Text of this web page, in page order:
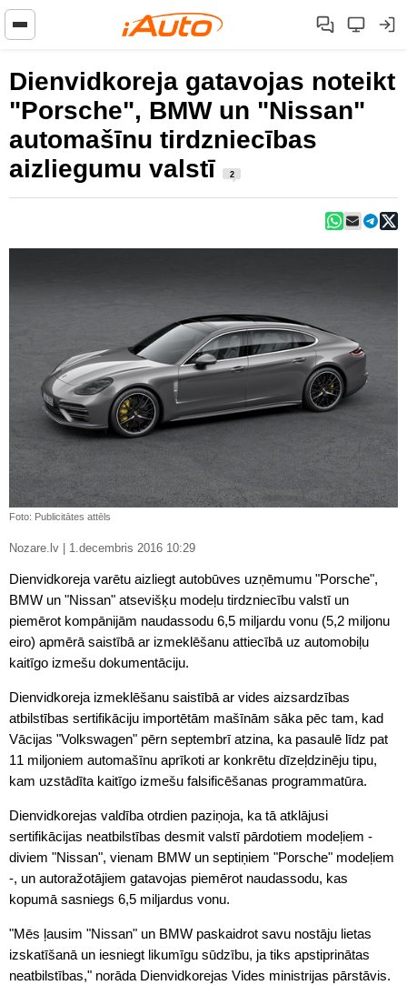
Dienvidkoreja gatavojas noteikt
"Porsche", BMW un "Nissan"
automašīnu tirdzniecības
aizliegumu valstī
2
Foto: Publicitātes attēls
Nozare.lv | 1.decembris 2016 10:29
Dienvidkoreja varētu aizliegt autobūves uzņēmumu "Porsche",
BMW un "Nissan" atsevišķu modeļu tirdzniecību valstī un
piemērot kompānijām naudassodu 6,5 miljardu vonu (5,2 miljonu
eiro) apmērā saistībā ar izmeklēšanu attiecībā uz automobiļu
kaitīgo izmešu dokumentāciju.
Dienvidkoreja izmeklēšanu saistībā ar vides aizsardzības
atbilstības sertifikāciju importētām mašīnām sāka pēc tam, kad
Vācijas "Volkswagen" pērn septembrī atzina, ka pasaulē līdz pat
11 miljoniem automašīnu aprīkoti ar konkrētu dīzeļdzinēju tipu,
kam uzstādīta kaitīgo izmešu falsificēšanas programmatūra.
Dienvidkorejas valdība otrdien paziņoja, ka tā atklājusi
sertifikācijas neatbilstības desmit valstī pārdotiem modeļiem -
diviem "Nissan", vienam BMW un septiņiem "Porsche" modeļiem
-, un autoražotājiem gatavojas piemērot naudassodu, kas
kopumā sasniegs 6,5 miljardus vonu.
"Mēs ļausim "Nissan" un BMW paskaidrot savu nostāju lietas
izskatīšanā un iesniegt likumīgu sūdzību, ja tiks apstiprinātas
neatbilstības," norāda Dienvidkorejas Vides ministrijas pārstāvis.